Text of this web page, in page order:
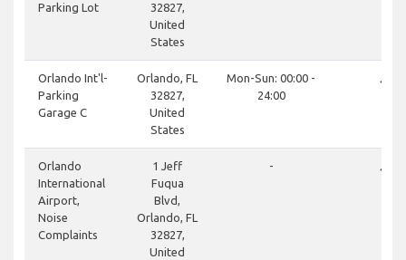
Parking Lot
32827,
United
States
Orlando Int'l-
Parking
Garage C
Orlando, FL
32827,
United
States
Mon-Sun: 00:00 -
24:00
done
Orlando
International
Airport,
Noise
Complaints
1 Jeff
Fuqua
Blvd,
Orlando, FL
32827,
United
- done